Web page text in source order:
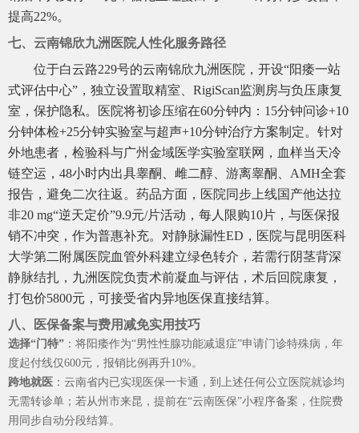
提高22%。
七、云南锦欣九洲医院人性化服务路径
位于白云路229号的云南锦欣九洲医院，开设“阳痿一站
式评估中心”，独立设置取精室、RigiScan监测房与负压康复
室，保护隐私。医院将初诊压缩在60分钟内：15分钟问诊+10
分钟体检+25分钟实验室与超声+10分钟治疗方案制定。针对
外地患者，检验科与广州金域医学实验室联网，血样当天冷
链空运，48小时内出具睾酮、雌二醇、游离睾酮、AMH全套
报告，避免二次往返。药品方面，医院同步上线国产他达拉
非20 mg“逆天定价”9.9元/片活动，每人限购10片，与医保报
销不冲突，作为普惠补充。对静脉漏性ED，医院与昆明医科
大学第二附属医院血管外科建立绿色转介，若需行阴茎背深
静脉结扎，九洲医院负责术前凝血与评估，术后回院康复，
打包价5800元，可接受省内异地医保直接结算。
八、医保备案与费用减免实用技巧
选择“门特” ：将阳痿作为“男性性腺功能减退症”申请门诊特殊病，年
度起付线仅600元，报销比例再升10%。
跨地就医 ：云南省内已实现医保一卡通，到上述任何公立医院就诊均
无需转诊单；若从州市来昆，提前在“云南医保”小程序备案，住院费
用同步自动分段结算。